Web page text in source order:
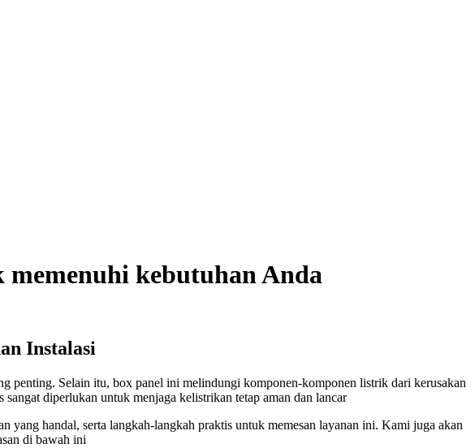
kebutuhan Anda
Instalasi
penting. Selain itu, box panel ini melindungi komponen-komponen listrik dari kerusakan
diperlukan untuk menjaga kelistrikan tetap aman dan lancar
handal, serta langkah-langkah praktis untuk memesan layanan ini. Kami juga akan
di bawah ini